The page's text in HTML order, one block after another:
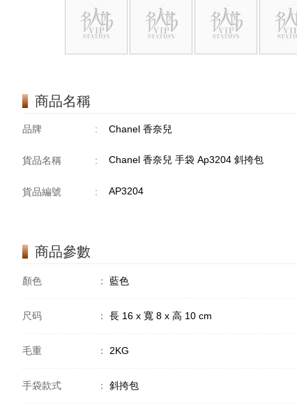
商品名稱
品牌 : Chanel 香奈兒
貨品名稱 : Chanel 香奈兒 手袋 Ap3204 斜挎包
貨品編號 : AP3204
商品參數
顏色 ： 藍色
尺码 ： 長 16 x 寬 8 x 高 10 cm
毛重 ： 2KG
手袋款式 ： 斜挎包